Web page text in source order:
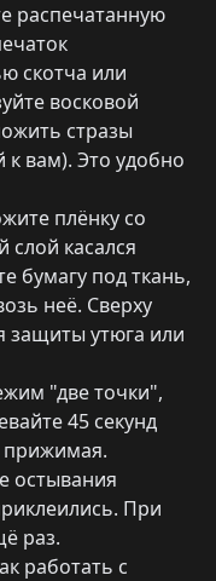
распечатанную
скотча или
восковой
стразы
к вам). Это удобно
плёнку со
слой касался
бумагу под ткань,
неё. Сверху
защиты утюга или
"две точки",
45 секунд
прижимая.
остывания
При
раз.
работать с